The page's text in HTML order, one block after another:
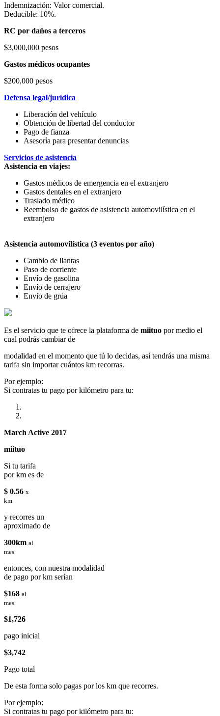
Indemnización: Valor comercial.
Deducible: 10%.
RC por daños a terceros
$3,000,000 pesos
Gastos médicos ocupantes
$200,000 pesos
Defensa legal/jurídica
Liberación del vehículo
Obtención de libertad del conductor
Pago de fianza
Asesoría para presentar denuncias
Servicios de asistencia
Asistencia en viajes:
Gastos médicos de emergencia en el extranjero
Gastos dentales en el extranjero
Traslado médico
Reembolso de gastos de asistencia automovilística en el
extranjero
Asistencia automovilística (3 eventos por año)
Cambio de llantas
Paso de corriente
Envío de gasolina
Envío de cerrajero
Envío de grúa
Es el servicio que te ofrece la plataforma de miituo por medio el
cual podrás cambiar de
modalidad en el momento que tú lo decidas, así tendrás una misma
tarifa sin importar cuántos km recorras.
Por ejemplo:
Si contratas tu pago por kilómetro para tu:
March Active 2017
miituo
Si tu tarifa
por km es de
$ 0.56 x
km
y recorres un
aproximado de
300km al
mes
entonces, con nuestra modalidad
de pago por km serían
$168 al
mes
$1,726
pago inicial
$3,742
Pago total
De esta forma solo pagas por los km que recorres.
Por ejemplo:
Si contratas tu pago por kilómetro para tu: